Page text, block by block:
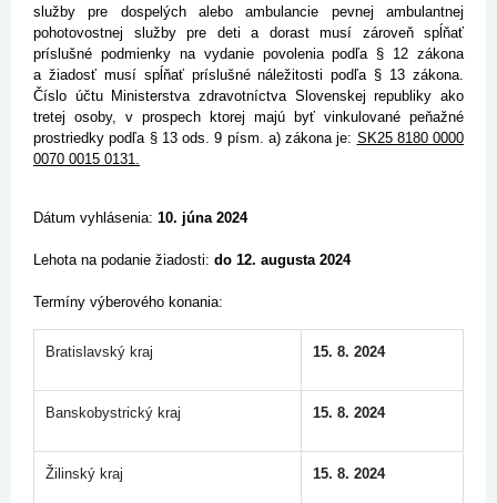
služby pre dospelých alebo ambulancie pevnej ambulantnej
pohotovostnej služby pre deti a dorast musí zároveň spĺňať
príslušné podmienky na vydanie povolenia podľa § 12 zákona
a žiadosť musí spĺňať príslušné náležitosti podľa § 13 zákona.
Číslo účtu Ministerstva zdravotníctva Slovenskej republiky ako
tretej osoby, v prospech ktorej majú byť vinkulované peňažné
prostriedky podľa § 13 ods. 9 písm. a) zákona je: SK25 8180 0000
0070 0015 0131.
Dátum vyhlásenia: 10. júna 2024
Lehota na podanie žiadosti: do 12. augusta 2024
Termíny výberového konania:
Bratislavský kraj 15. 8. 2024
Banskobystrický kraj 15. 8. 2024
Žilinský kraj 15. 8. 2024